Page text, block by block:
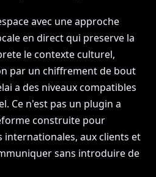
avec une approche
en direct qui preserve la
le contexte culturel,
par un chiffrement de bout
a des niveaux compatibles
Ce n'est pas un plugin a
construite pour
internationales, aux clients et
sans introduire de